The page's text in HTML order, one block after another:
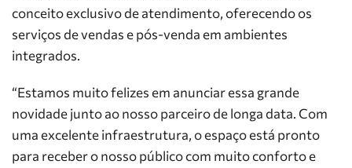
conceito exclusivo de atendimento, oferecendo os
serviços de vendas e pós-venda em ambientes
integrados.
“Estamos muito felizes em anunciar essa grande
novidade junto ao nosso parceiro de longa data. Com
uma excelente infraestrutura, o espaço está pronto
para receber o nosso público com muito conforto e